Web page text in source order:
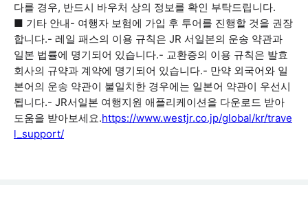
다를 경우, 반드시 바우처 상의 정보를 확인 부탁드립니다.
■ 기타 안내- 여행자 보험에 가입 후 투어를 진행할 것을 권장
합니다.- 레일 패스의 이용 규칙은 JR 서일본의 운송 약관과
일본 법률에 명기되어 있습니다.- 교환증의 이용 규칙은 발효
회사의 규약과 계약에 명기되어 있습니다.- 만약 외국어와 일
본어의 운송 약관이 불일치한 경우에는 일본어 약관이 우선시
됩니다.- JR서일본 여행지원 애플리케이션을 다운로드 받아
도움을 받아보세요.https://www.westjr.co.jp/global/kr/trave
l_support/